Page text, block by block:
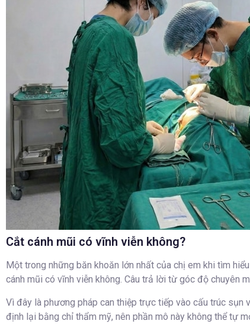
Cắt cánh mũi có vĩnh viễn không?
Một trong những băn khoăn lớn nhất của chị em khi tìm
cánh mũi có vĩnh viễn không. Câu trả lời từ góc độ chuyên
Vì đây là phương pháp can thiệp trực tiếp vào cấu trúc sụn
định lại bằng chỉ thẩm mỹ, nên phần mô này không thể tự